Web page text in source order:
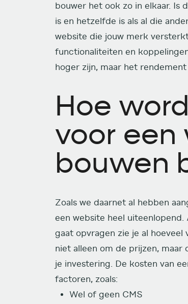
bouwer het ook zo in elkaar. Is
is en hetzelfde is als al die
website die jouw merk
functionaliteiten en
hoger zijn, maar het rendement
Hoe
voor een
bouwen
Zoals we daarnet al hebben
een website heel
gaat opvragen zie je al
niet alleen om de prijzen,
je investering. De kosten van
factoren, zoals:
Wel of geen CMS